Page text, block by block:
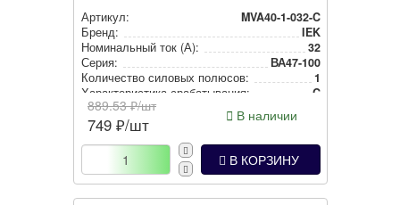
Артикул:
MVA40-1-032-C
Бренд:
IEK
Номи­наль­ный ток (А):
32
Серия:
ВА47-100
Количество силовых полюсов:
1
Харак­те­рис­ти­ка сра­ба­ты­ва­ния:
C
889.53₽/шт
749 ₽/шт В наличии
В КОРЗИНУ